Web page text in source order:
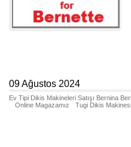
09 Ağustos 2024
Ev Tipi Dikis Makineleri Satışı Bernina
Online Magazamız
Tugi Dikis Makinesi